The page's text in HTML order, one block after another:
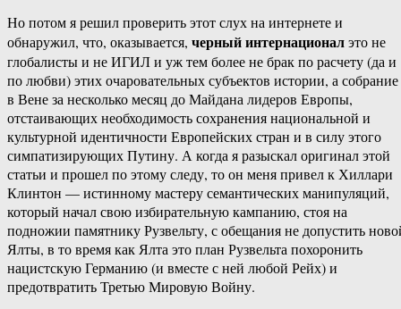
Но потом я решил проверить этот слух на интернете и
обнаружил, что, оказывается, черный интернационалэто не
глобалисты и не ИГИЛ и уж тем более не брак по расчету (да и
по любви) этих очаровательных субъектов истории, а собрание
в Вене за несколько месяц до Майдана лидеров Европы,
отстаивающих необходимость сохранения национальной и
культурной идентичности Европейских стран и в силу этого
симпатизирующих Путину. А когда я разыскал оригинал этой
статьи и прошел по этому следу, то он меня привел к Хиллари
Клинтон — истинному мастеру семантических манипуляций,
который начал свою избирательную кампанию, стоя на
подножии памятнику Рузвельту, с обещания не допустить
Ялты, в то время как Ялта это план Рузвельта похоронить
нацистскую Германию (и вместе с ней любой Рейх) и
предотвратить Третью Мировую Войну.